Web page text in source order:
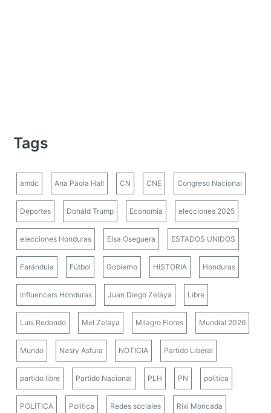
Tags
amdc Ana Paola Hall CN CNE Congreso Nacional
Deportes Donald Trump Economía elecciones 2025
elecciones Honduras Elsa Oseguera ESTADOS UNIDOS
Farándula Fútbol Gobierno HISTORIA Honduras
influencers Honduras Juan Diego Zelaya Libre
Luis Redondo Mel Zelaya Milagro Flores Mundial 2026
Mundo Nasry Asfura NOTICIA Partido Liberal
partido libre Partido Nacional PLH PN politica
POLÍTICA Política Redes sociales Rixi Moncada